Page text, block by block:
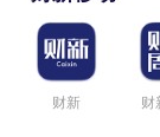
财新 财